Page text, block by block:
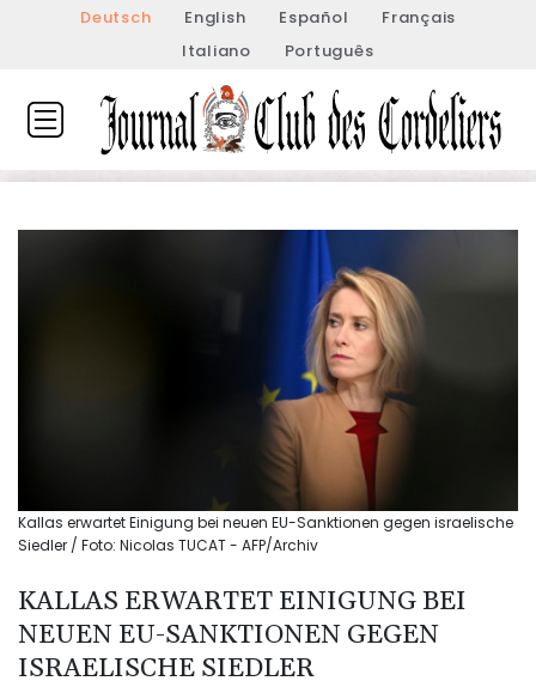
Deutsch English Español
Français
Italiano
Português
Kallas erwartet Einigung bei neuen EU-Sanktionen gegen israelische
Siedler / Foto: Nicolas TUCAT - AFP/Archiv
KALLAS ERWARTET EINIGUNG BEI
NEUEN EU-SANKTIONEN GEGEN
ISRAELISCHE SIEDLER